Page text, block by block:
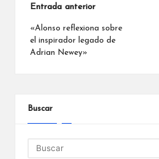
Navegación
de
entradas
Entrada anterior
«Alonso reflexiona sobre
el inspirador legado de
Adrian Newey»
Buscar